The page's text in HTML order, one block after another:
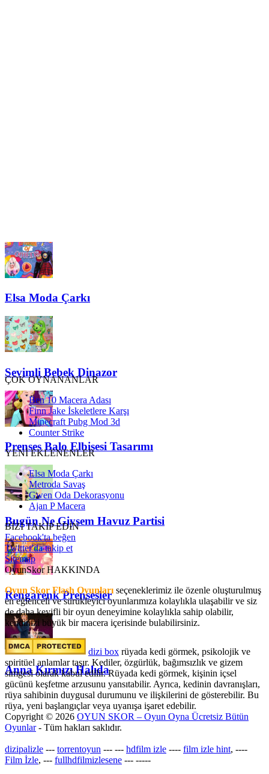
Elsa Moda Çarkı
Sevimli Bebek Dinazor
Prenses Balo Elbisesi Tasarımı
Bugün Ne Giysem Havuz Partisi
Rengarenk Prensesler
Anna Kırmızı Halıda
ÇOK OYNANANLAR
Ben 10 Macera Adası
Finn Jake İskeletlere Karşı
Minecraft Pubg Mod 3d
Counter Strike
YENİ EKLENENLER
Elsa Moda Çarkı
Metroda Savaş
Gwen Oda Dekorasyonu
Ajan P Macera
BİZİ TAKİP EDİN
Facebook'ta beğen
Twitter'da takip et
Sitemap
OyunSkor HAKKINDA
Oyun Skor Flash Oyunları seçeneklerimiz ile özenle oluşturulmuş
en eğlenceli ve sürükleyici oyunlarımıza kolaylıkla ulaşabilir ve siz
de daha keyifli bir oyun deneyimine kolaylıkla sahip olabilir,
kendinizi büyük bir macera içerisinde bulabilirsiniz.
dizi box rüyada kedi görmek​, psikolojik ve
spiritüel anlamlar taşır. Kediler, özgürlük, bağımsızlık ve gizem
simgesi olarak kabul edilir. Rüyada kedi görmek, kişinin içsel
gücünü keşfetme arzusunu yansıtabilir. Ayrıca, kedinin davranışları,
rüya sahibinin duygusal durumunu ve ilişkilerini de gösterebilir. Bu
rüya, yeni başlangıçlar veya uyanışa işaret edebilir.
Copyright © 2026 OYUN SKOR – Oyun Oyna Ücretsiz Bütün
Oyunlar- Tüm hakları saklıdır.
dizipalizle --- torrentoyun --- --- hdfilm izle ---- film izle hint, ----
Film İzle, --- fullhdfilmizlesene --- -----